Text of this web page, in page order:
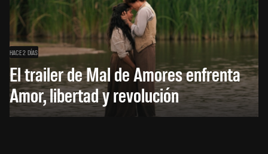
HACE 2 DÍAS
El trailer de Mal de Amores enfrenta
Amor, libertad y revolución